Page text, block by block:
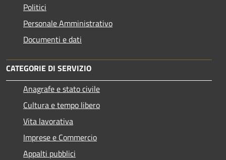
Politici
Personale Amministrativo
Documenti e dati
CATEGORIE DI SERVIZIO
Anagrafe e stato civile
Cultura e tempo libero
Vita lavorativa
Imprese e Commercio
Appalti pubblici